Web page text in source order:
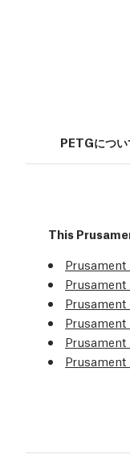
PETGについ
This
Prusament
Prusament
Prusament
Prusament
Prusament
Prusament